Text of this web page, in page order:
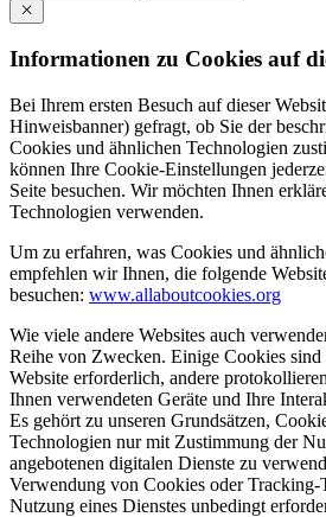
Informationen zu Cookies auf
Bei Ihrem ersten Besuch auf dieser
Hinweisbanner) gefragt, ob Sie der
Cookies und ähnlichen Technologien
können Ihre Cookie-Einstellungen
Seite besuchen. Wir möchten Ihnen
Technologien verwenden.
Um zu erfahren, was Cookies und
empfehlen wir Ihnen, die folgende
besuchen: www.allaboutcookies.org
Wie viele andere Websites auch
Reihe von Zwecken. Einige Cookies
Website erforderlich, andere
Ihnen verwendeten Geräte und Ihre
Es gehört zu unseren Grundsätzen,
Technologien nur mit Zustimmung der
angebotenen digitalen Dienste zu
Verwendung von Cookies oder
Nutzung eines Dienstes unbedingt